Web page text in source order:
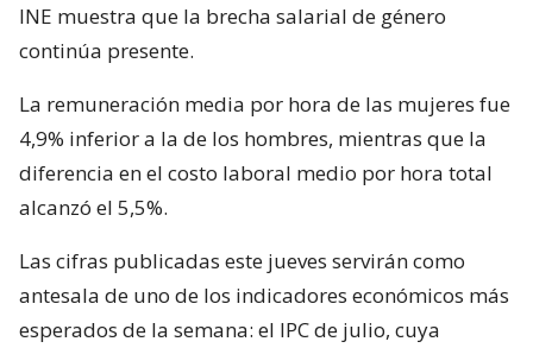
INE muestra que la brecha salarial de género
continúa presente.
La remuneración media por hora de las mujeres fue
4,9% inferior a la de los hombres, mientras que la
diferencia en el costo laboral medio por hora total
alcanzó el 5,5%.
Las cifras publicadas este jueves servirán como
antesala de uno de los indicadores económicos más
esperados de la semana: el IPC de julio, cuya